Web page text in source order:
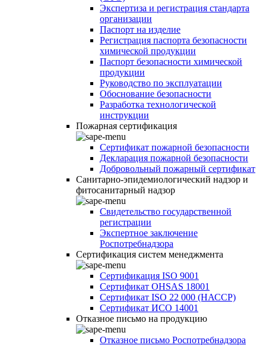
Экспертиза и регистрация стандарта
организации
Паспорт на изделие
Регистрация паспорта безопасности
химической продукции
Паспорт безопасности химической
продукции
Руководство по эксплуатации
Обоснование безопасности
Разработка технологической
инструкции
Пожарная сертификация
Сертификат пожарной безопасности
Декларация пожарной безопасности
Добровольный пожарный сертификат
Санитарно-эпидемиологический надзор и
фитосанитарный надзор
Свидетельство государственной
регистрации
Экспертное заключение
Роспотребнадзора
Сертификация систем менеджмента
Сертификация ISO 9001
Сертификат OHSAS 18001
Сертификат ISO 22 000 (НАССР)
Сертификат ИСО 14001
Отказное письмо на продукцию
Отказное письмо Роспотребнадзора